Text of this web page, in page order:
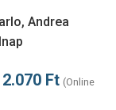
Andrea
2.070 Ft (Online